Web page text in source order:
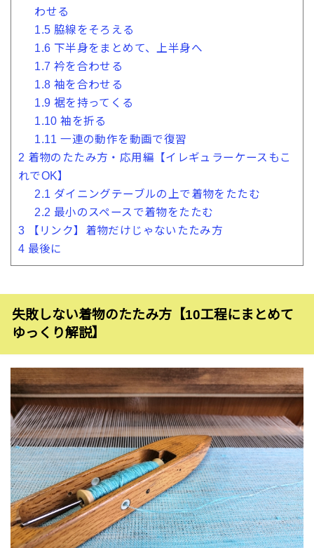
わせる
1.5 脇線をそろえる
1.6 下半身をまとめて、上半身へ
1.7 衿を合わせる
1.8 袖を合わせる
1.9 裾を持ってくる
1.10 袖を折る
1.11 一連の動作を動画で復習
2 着物のたたみ方・応用編【イレギュラーケースもこ
れでOK】
2.1 ダイニングテーブルの上で着物をたたむ
2.2 最小のスペースで着物をたたむ
3 【リンク】着物だけじゃないたたみ方
4 最後に
失敗しない着物のたたみ方【10工程にまとめて
ゆっくり解説】